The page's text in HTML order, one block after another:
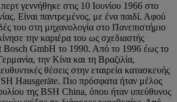
γεννήθηκε στις 10 Ιουνίου 1966 στο
Είναι παντρεμένος, με ένα παιδί. Αφού
του στη μηχανολογία στο Πανεπιστήμιο
την καριέρα του ως σχεδιαστής
Bosch GmbH το 1990. Από το 1996 έως το
την Κίνα και τη Βραζιλία,
θέσεις στην εταιρεία κατασκευής
Hausgeräte. Πιο πρόσφατα ήταν μέλος
της BSH China, όπου ήταν υπεύθυνος